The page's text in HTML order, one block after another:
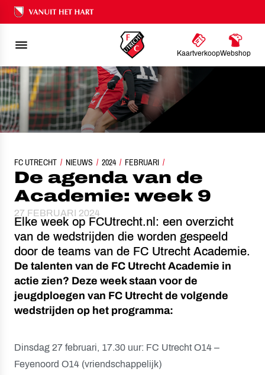
Ons nalatenschap
KaartverkoopWebshop
FC UTRECHT NIEUWS 2024 FEBRUARI
DE AGENDA VAN DE ACADEMIE: WEEK 9
De agenda van de
Academie: week 9
27 FEBRUARI 2024
Elke week op FCUtrecht.nl: een overzicht
van de wedstrijden die worden gespeeld
door de teams van de FC Utrecht Academie.
De talenten van de FC Utrecht Academie in
actie zien? Deze week staan voor de
jeugdploegen van FC Utrecht de volgende
wedstrijden op het programma:
Dinsdag 27 februari, 17.30 uur: FC Utrecht O14 –
Feyenoord O14 (vriendschappelijk)